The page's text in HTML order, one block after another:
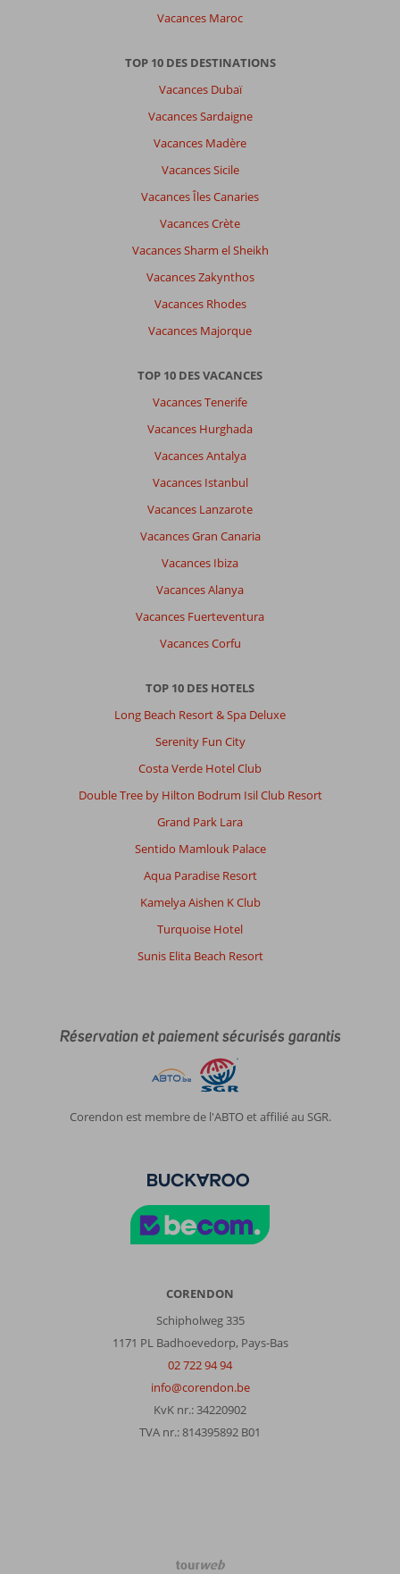
Vacances Maroc
TOP 10 DES DESTINATIONS
Vacances Dubaï
Vacances Sardaigne
Vacances Madère
Vacances Sicile
Vacances Îles Canaries
Vacances Crète
Vacances Sharm el Sheikh
Vacances Zakynthos
Vacances Rhodes
Vacances Majorque
TOP 10 DES VACANCES
Vacances Tenerife
Vacances Hurghada
Vacances Antalya
Vacances Istanbul
Vacances Lanzarote
Vacances Gran Canaria
Vacances Ibiza
Vacances Alanya
Vacances Fuerteventura
Vacances Corfu
TOP 10 DES HOTELS
Long Beach Resort & Spa Deluxe
Serenity Fun City
Costa Verde Hotel Club
Double Tree by Hilton Bodrum Isil Club Resort
Grand Park Lara
Sentido Mamlouk Palace
Aqua Paradise Resort
Kamelya Aishen K Club
Turquoise Hotel
Sunis Elita Beach Resort
Réservation et paiement sécurisés garantis
Corendon est membre de l'ABTO et affilié au SGR.
CORENDON
Schipholweg 335
1171 PL Badhoevedorp, Pays-Bas
02 722 94 94
info@corendon.be
KvK nr.: 34220902
TVA nr.: 814395892 B01
TourWeb